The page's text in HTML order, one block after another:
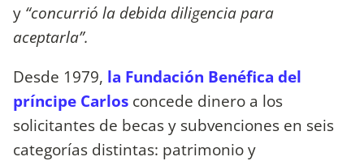
y “concurrió la debida diligencia para
aceptarla”.
Desde 1979, la Fundación Benéfica del
príncipe Carlos concede dinero a los
solicitantes de becas y subvenciones en seis
categorías distintas: patrimonio y